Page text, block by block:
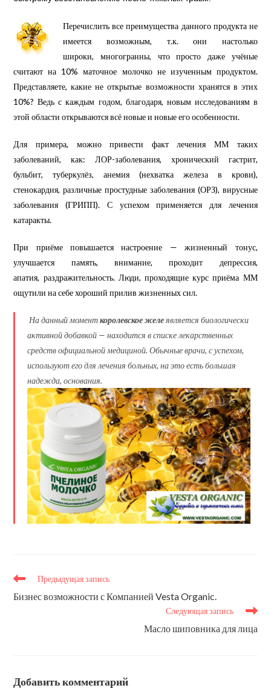
Перечислить все преимущества данного продукта не
имеется возможным, т.к. они настолько
широки, многогранны, что просто даже учёные
считают на 10% маточное молочко не изученным продуктом.
Представляете, какие не открытые возможности хранятся в этих
10%? Ведь с каждым годом, благодаря, новым исследованиям в
этой области открываются всё новые и новые его особенности.
Для примера, можно привести факт лечения ММ таких
заболеваний, как: ЛОР-заболевания, хронический гастрит,
бульбит, туберкулёз, анемия (нехватка железа в крови),
стенокардия, различные простудные заболевания (ОРЗ), вирусные
заболевания (ГРИПП). С успехом применяется для лечения
катаракты.
При приёме повышается настроение — жизненный тонус,
улучшается память, внимание, проходит депрессия,
апатия, раздражительность. Люди, проходящие курс приёма ММ
ощутили на себе хороший прилив жизненных сил.
На данный моменткоролевское желеявляется биологически
активной добавкой — находится в списке лекарственных
средств официальной медициной. Обычные врачи, с успехом,
используют его для лечения больных, на это есть большая
надежда, основания.
Еще
Предыдущая запись
Бизнес возможности с Компанией Vesta Organic.
Следующая запись
Масло шиповника для лица
Добавить комментарий